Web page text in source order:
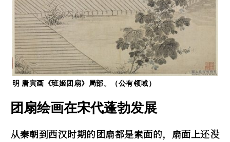
明 唐寅画《班姬团扇》局部。（公有领域）
团扇绘画在宋代蓬勃发展
从秦朝到西汉时期的团扇都是素面的，扇面上还没